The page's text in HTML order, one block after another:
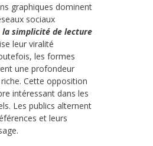
graphiques dominent
sociaux
la simplicité de lecture
leur viralité
les formes
une profondeur
Cette opposition
intéressant dans les
Les publics alternent
et leurs